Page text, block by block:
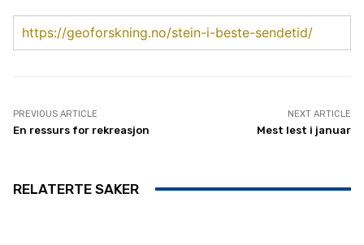
https://geoforskning.no/stein-i-beste-sendetid/
PREVIOUS ARTICLE
En ressurs for rekreasjon
NEXT ARTICLE
Mest lest i januar
RELATERTE SAKER